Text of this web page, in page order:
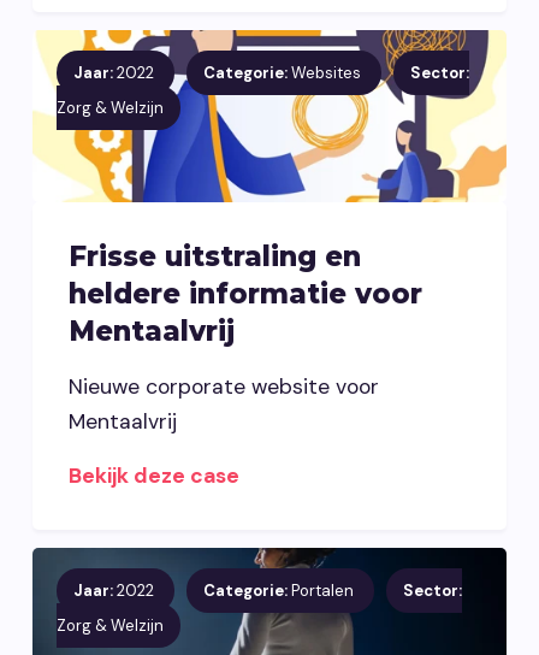
Jaar:2022 Categorie:Websites
Sector:
Zorg & Welzijn
Frisse uitstraling en
heldere informatie voor
Mentaalvrij
Nieuwe corporate website voor
Mentaalvrij
Bekijk deze case
Jaar:2022 Categorie:Portalen
Sector:
Zorg & Welzijn